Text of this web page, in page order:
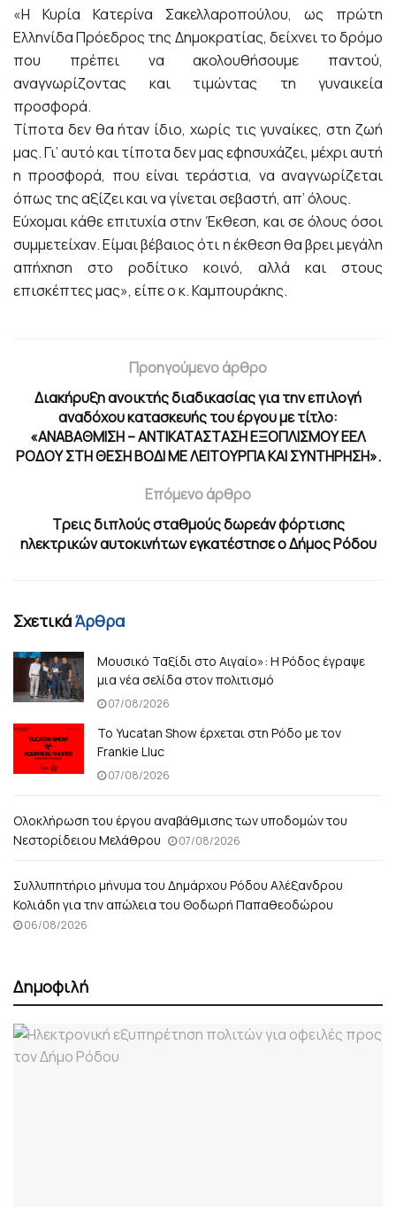
«Η Κυρία Κατερίνα Σακελλαροπούλου, ως πρώτη
Ελληνίδα Πρόεδρος της Δημοκρατίας, δείχνει το δρόμο
που πρέπει να ακολουθήσουμε παντού,
αναγνωρίζοντας και τιμώντας τη γυναικεία
προσφορά.
Τίποτα δεν θα ήταν ίδιο, χωρίς τις γυναίκες, στη ζωή
μας. Γι’ αυτό και τίποτα δεν μας εφησυχάζει, μέχρι αυτή
η προσφορά, που είναι τεράστια, να αναγνωρίζεται
όπως της αξίζει και να γίνεται σεβαστή, απ’ όλους.
Εύχομαι κάθε επιτυχία στην Έκθεση, και σε όλους όσοι
συμμετείχαν. Είμαι βέβαιος ότι η έκθεση θα βρει μεγάλη
απήχηση στο ροδίτικο κοινό, αλλά και στους
επισκέπτες μας», είπε ο κ. Καμπουράκης.
Προηγούμενο άρθρο
Διακήρυξη ανοικτής διαδικασίας για την επιλογή
αναδόχου κατασκευής του έργου με τίτλο:
«ΑΝΑΒΑΘΜΙΣΗ – ΑΝΤΙΚΑΤΑΣΤΑΣΗ ΕΞΟΠΛΙΣΜΟΥ ΕΕΛ
ΡΟΔΟΥ ΣΤΗ ΘΕΣΗ ΒΟΔΙ ΜΕ ΛΕΙΤΟΥΡΓΙΑ ΚΑΙ ΣΥΝΤΗΡΗΣΗ».
Επόμενο άρθρο
Τρεις διπλούς σταθμούς δωρεάν φόρτισης
ηλεκτρικών αυτοκινήτων εγκατέστησε ο Δήμος Ρόδου
ΣχετικάΆρθρα
Μουσικό Ταξίδι στο Αιγαίο»: Η Ρόδος έγραψε
μια νέα σελίδα στον πολιτισμό
07/08/2026
Το Yucatan Show έρχεται στη Ρόδο με τον
Frankie Lluc
07/08/2026
Ολοκλήρωση του έργου αναβάθμισης των υποδομών του
Νεστορίδειου Μελάθρου
07/08/2026
Συλλυπητήριο μήνυμα του Δημάρχου Ρόδου Αλέξανδρου
Κολιάδη για την απώλεια του Θοδωρή Παπαθεοδώρου
06/08/2026
Δημοφιλή